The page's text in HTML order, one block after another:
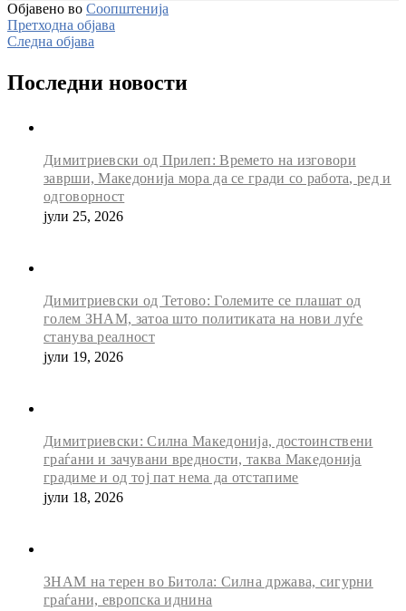
Објавено во Соопштенија
Претходна објава
Следна објава
Последни новости
Димитриевски од Прилеп: Времето на изговори
заврши, Македонија мора да се гради со работа, ред и
одговорност
јули 25, 2026
Димитриевски од Тетово: Големите се плашат од
голем ЗНАМ, затоа што политиката на нови луѓе
станува реалност
јули 19, 2026
Димитриевски: Силна Македонија, достоинствени
граѓани и зачувани вредности, таква Македонија
градиме и од тој пат нема да отстапиме
јули 18, 2026
ЗНАМ на терен во Битола: Силна држава, сигурни
граѓани, европска иднина